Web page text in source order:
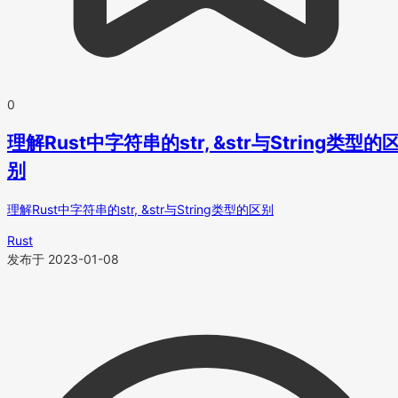
0
理解Rust中字符串的str, &str与String类型的
别
理解Rust中字符串的str, &str与String类型的区别
Rust
发布于 2023-01-08